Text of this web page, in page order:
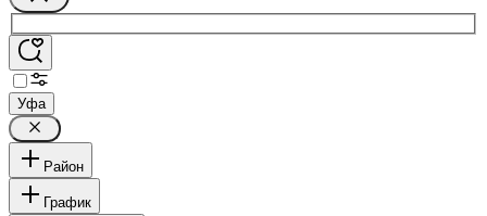
Уфа
Район
График